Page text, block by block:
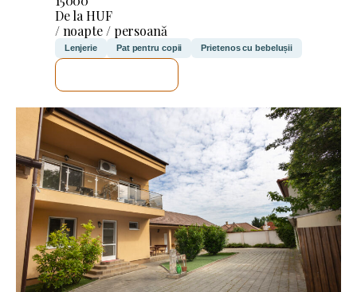
De la HUF
/ noapte / persoană
Lenjerie Pat pentru copii Prietenos cu bebelușii